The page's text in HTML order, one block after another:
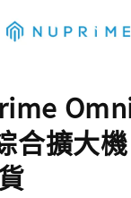
合擴大